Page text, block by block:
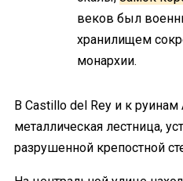
веков был
хранилищем
монархии.
В Castillo del Rey и к
металлическая лестница,
разрушенной крепостной